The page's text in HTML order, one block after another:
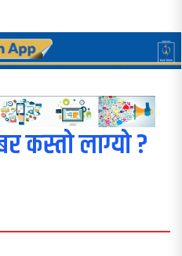
कस्तो लाग्यो ?